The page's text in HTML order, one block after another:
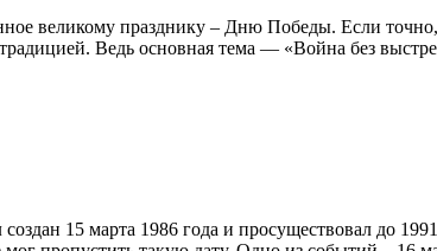
великому празднику – Дню Победы. Если
Ведь основная тема — «Война без
15 марта 1986 года и просуществовал до